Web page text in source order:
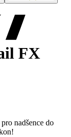
FX
nadšence do